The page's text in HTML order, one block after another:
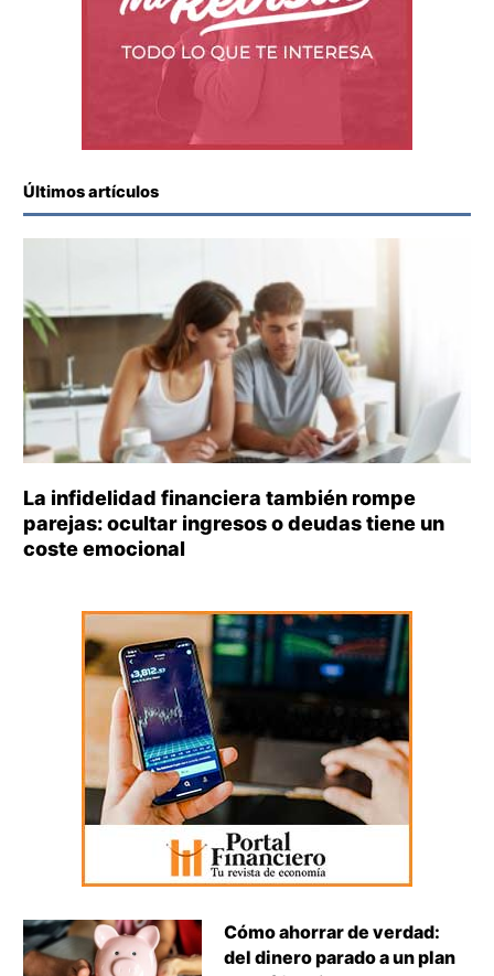
Últimos artículos
La infidelidad financiera también rompe
parejas: ocultar ingresos o deudas tiene un
coste emocional
Cómo ahorrar de verdad:
del dinero parado a un plan